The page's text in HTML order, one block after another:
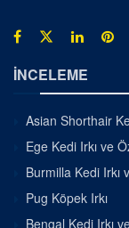
İNCELEME
Asian Shorthair
Ege Kedi Irkı ve
Burmilla Kedi Irkı
Pug Köpek Irkı
Bengal Kedi Irkı